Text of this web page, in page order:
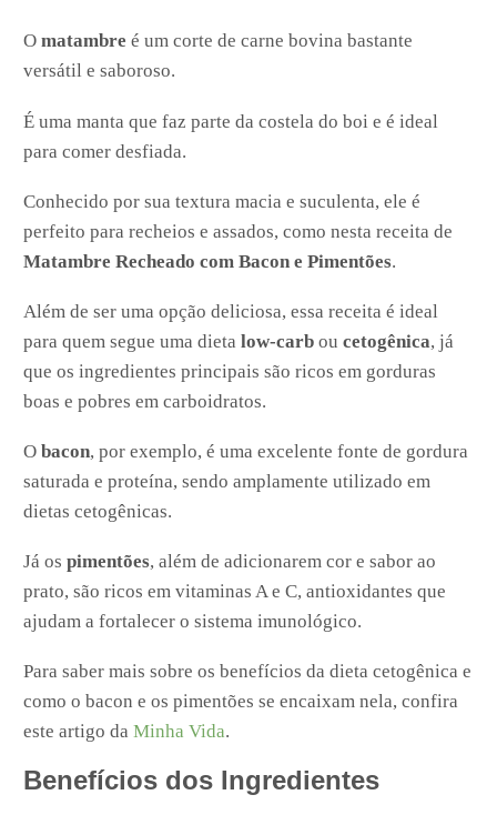
Omatambre é um corte de carne bovina bastante
versátil e saboroso.
É uma manta que faz parte da costela do boi e é ideal
para comer desfiada.
Conhecido por sua textura macia e suculenta, ele é
perfeito para recheios e assados, como nesta receita de
Matambre Recheado com Bacon e Pimentões.
Além de ser uma opção deliciosa, essa receita é ideal
para quem segue uma dietalow-carb oucetogênica, já
que os ingredientes principais são ricos em gorduras
boas e pobres em carboidratos.
Obacon, por exemplo, é uma excelente fonte de gordura
saturada e proteína, sendo amplamente utilizado em
dietas cetogênicas.
Já ospimentões, além de adicionarem cor e sabor ao
prato, são ricos em vitaminas A e C, antioxidantes que
ajudam a fortalecer o sistema imunológico.
Para saber mais sobre os benefícios da dieta cetogênica e
como o bacon e os pimentões se encaixam nela, confira
este artigo daMinha Vida.
Benefícios dos Ingredientes